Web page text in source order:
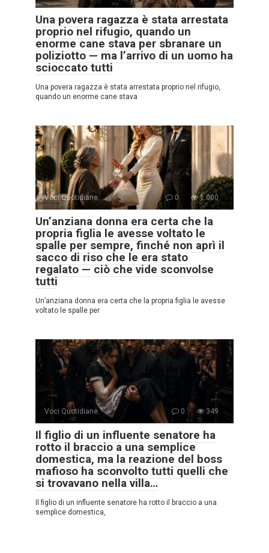
Una povera ragazza è stata arrestata
proprio nel rifugio, quando un
enorme cane stava per sbranare un
poliziotto — ma l’arrivo di un uomo ha
scioccato tutti
Una povera ragazza è stata arrestata proprio nel rifugio,
quando un enorme cane stava
Voci Quotidiane 0 1.000
Un’anziana donna era certa che la
propria figlia le avesse voltato le
spalle per sempre, finché non aprì il
sacco di riso che le era stato
regalato — ciò che vide sconvolse
tutti
Un’anziana donna era certa che la propria figlia le avesse
voltato le spalle per
Voci Quotidiane 0 349
Il figlio di un influente senatore ha
rotto il braccio a una semplice
domestica, ma la reazione del boss
mafioso ha sconvolto tutti quelli che
si trovavano nella villa…
Il figlio di un influente senatore ha rotto il braccio a una
semplice domestica,